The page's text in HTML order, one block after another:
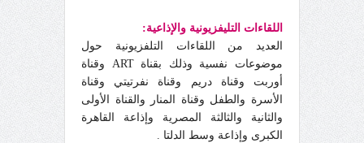
اللقاءات التليفزيونية والإذاعية:
العديد من اللقاءات التلفزيونية حول
موضوعات نفسية وذلك بقناة ART وقناة
أوربت وقناة دريم وقناة نفرتيتي وقناة
الأسرة والطفل وقناة المنار والقناة الأولى
والثانية والثالثة المصرية وإذاعة القاهرة
الكبرى وإذاعة وسط الدلتا .